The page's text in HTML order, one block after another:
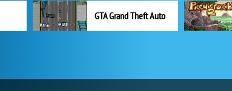
GTA Grand Theft Auto